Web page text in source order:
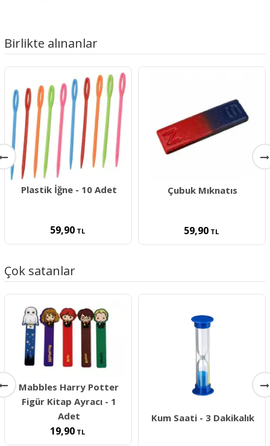
Birlikte alınanlar
Plastik İğne - 10 Adet
59,90TL
Çubuk Mıknatıs
59,90TL
Çok satanlar
Mabbles Harry Potter
Figür Kitap Ayracı - 1
Adet
19,90TL
Kum Saati - 3 Dakikalık